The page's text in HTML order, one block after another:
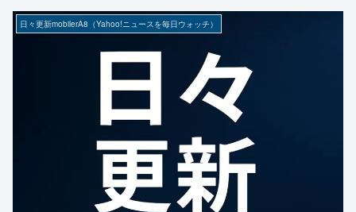
日々更新mobilerA8（Yahoo!ニュースを毎日ウォッチ）